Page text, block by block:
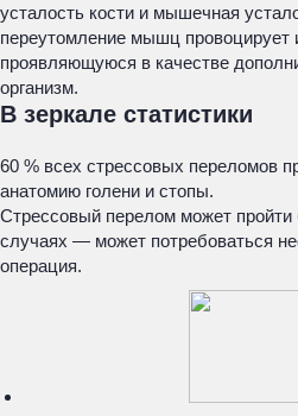
усталость кости и мышечная
переутомление мышц провоцирует
проявляющуюся в качестве
организм.
В зеркале статистики
60 % всех стрессовых переломов
анатомию голени и стопы.
Стрессовый перелом может пройти
случаях — может потребоваться
операция.